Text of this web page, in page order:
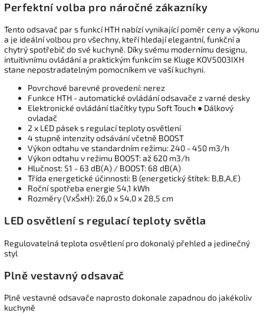
Perfektní volba pro náročné zákazníky
Tento odsavač par s funkcí HTH nabízí vynikající poměr ceny a výkonu
a je ideální volbou pro všechny, kteří hledají elegantní, funkční a
chytrý spotřebič do své kuchyně. Díky svému modernímu designu,
intuitivnímu ovládání a praktickým funkcím se Kluge KOV5003IXH
stane nepostradatelným pomocníkem ve vaší kuchyni.
Povrchové barevné provedení: nerez
Funkce HTH - automatické ovládání odsavače z varné desky
Elektronické ovládání tlačítky typu Soft Touch ● Dálkový
ovladač
2 x LED pásek s regulací teploty osvětlení
4 stupně intenzity odsávání včetně BOOST
Výkon odtahu ve standardním režimu: 240 - 450 m3/h
Výkon odtahu v režimu BOOST: až 620 m3/h
Hlučnost: 51 - 63 dB(A) / BOOST: 68 dB(A)
Třída energetické účinnosti: B (energetický štítek: B,B,A,E)
Roční spotřeba energie 54,1 kWh
Rozměry (VxŠxH): 26,0 x 54,0 x 28,5 cm
LED osvětlení s regulací teploty světla
Regulovatelná teplota osvětlení pro dokonalý přehled a jedinečný
styl
Plně vestavný odsavač
Plně vestavné odsavače naprosto dokonale zapadnou do jakékoliv
kuchyně